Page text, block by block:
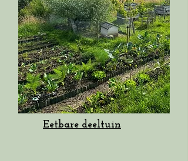
Eetbare deeltuin